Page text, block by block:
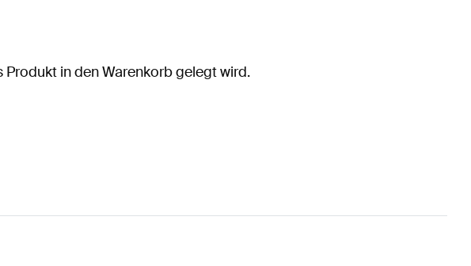
in den Warenkorb gelegt wird.